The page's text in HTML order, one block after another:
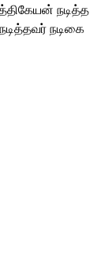
நடித்த
நடிகை